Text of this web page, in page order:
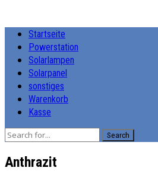
Startseite
Powerstation
Solarlampen
Solarpanel
sonstiges
Warenkorb
Kasse
Search
Anthrazit